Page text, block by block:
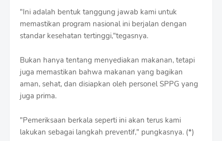
"Ini adalah bentuk tanggung jawab kami untuk
memastikan program nasional ini berjalan dengan
standar kesehatan tertinggi,"tegasnya.
Bukan hanya tentang menyediakan makanan, tetapi
juga memastikan bahwa makanan yang bagikan
aman, sehat, dan disiapkan oleh personel SPPG yang
juga prima.
"Pemeriksaan berkala seperti ini akan terus kami
lakukan sebagai langkah preventif," pungkasnya. (*)